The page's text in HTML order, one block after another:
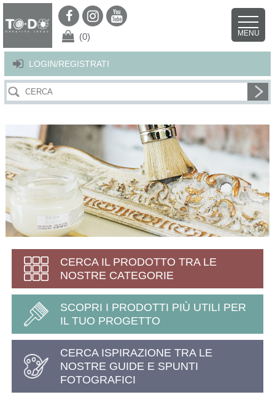
Per offrirti il miglior servizio possibile questo sito utilizza i cookies.
Continuando la navigazione nel sito autorizzi l’uso dei cookies. Per ulteriori
LOGIN/REGISTRATI
(0) MENU
CERCA IL PRODOTTO TRA LE
NOSTRE CATEGORIE
SCOPRI I PRODOTTI PIÙ UTILI PER
IL TUO PROGETTO
CERCA ISPIRAZIONE TRA LE
NOSTRE GUIDE E SPUNTI
FOTOGRAFICI